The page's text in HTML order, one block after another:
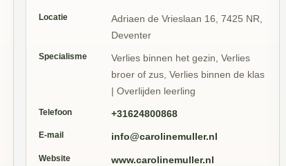
Locatie
Adriaen de Vrieslaan 16, 7425 NR,
Deventer
Specialisme
Verlies binnen het gezin, Verlies
broer of zus, Verlies binnen de klas
| Overlijden leerling
Telefoon +31624800868
E-mail info@carolinemuller.nl
Website www.carolinemuller.nl